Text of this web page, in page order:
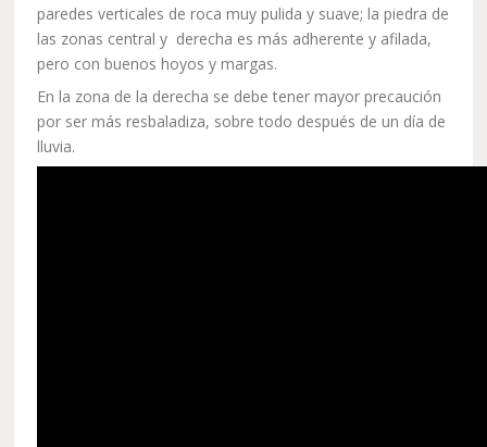
paredes verticales de roca muy pulida y suave; la piedra de
las zonas central y derecha es más adherente y afilada,
pero con buenos hoyos y margas.
En la zona de la derecha se debe tener mayor precaución
por ser más resbaladiza, sobre todo después de un día de
lluvia.